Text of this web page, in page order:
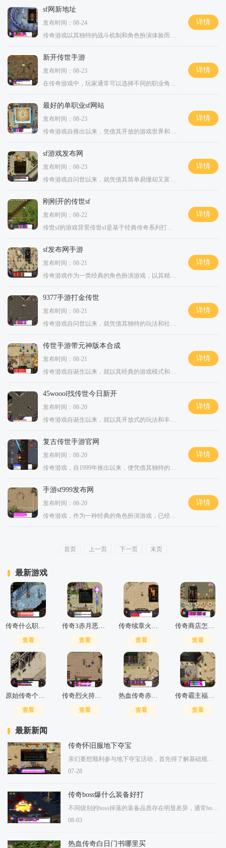
sf网新地址
发布时间：08-24
传奇游戏以其独特的战斗机制和角色扮演体验而闻名。游戏中的玩家可以选择不同的职业，如战士、法师和道士，每个职业都有其独特的技能和玩法。在这个充满竞争的世界中，玩家不仅需要不断提升自身的实力，还要与其他玩家展开激烈的对抗。上线变土豪，超多福利免
详情
新开传世手游
发布时间：08-23
在传奇游戏中，玩家通常可以选择不同的职业角色，例如战士、法师和道士。每个职业都有其独特的技能和属性，使得游戏的玩法丰富多样。以战士为例，战士不仅拥有高血量和强大的物理攻击力，还可以通过刀刀毒技能，瞬间对敌人造成持续伤害。这种机制让战士在战斗
详情
最好的单职业sf网站
发布时间：08-23
传奇游戏自推出以来，凭借其开放的游戏世界和多样化的角色发展体系，赢得了玩家的热爱。在这个虚拟的世界中，玩家可以选择不同的职业，体验战斗、探索和交易的乐趣。无论是剑士、法师还是道士，各具特色的职业让玩家在角色扮演中拥有了更多的选择和可能性。角
详情
sf游戏发布网
发布时间：08-23
传奇游戏自问世以来，就凭借其简单易懂却又富有深度的玩法赢得了无数玩家的青睐。游戏中，玩家通常可以选择不同的职业，例如战士、法师和道士，每个职业都有自己独特的技能和玩法风格。这种多样性使得玩家可以根据自己的喜好和游戏风格来选择职业，从而享受到
详情
刚刚开的传世sf
发布时间：08-22
传世sf的游戏背景传世sf是基于经典传奇系列打造的全新版本，延续了原作的经典元素，同时融入了许多新颖的设计理念。游戏背景设定在一个充满魔法与冒险的奇幻大陆，玩家将化身为各具特色的角色，展开一段跌宕起伏的冒险旅程。无论你是初次接触传奇系列的新
详情
sf发布网手游
发布时间：08-21
传奇游戏作为一类经典的角色扮演游戏，以其精彩的剧情、丰富的职业选择和激烈的战斗系统著称。SF发布网手游在保留这些传统元素的进一步扩展了游戏的内容和玩法，让每位玩家都能体验到真正的传奇魅力。角色扮演的多样性在SF发布网手游中，玩家可以选择多种
详情
9377手游打金传世
发布时间：08-21
传奇游戏自问世以来，就凭借其独特的玩法和社交元素吸引了无数玩家。9377手游打金传世在继承传统传奇游戏的基础上，注重玩家之间的互动与合作。游戏中的每个角色都拥有独特的职业和技能，玩家可以选择战士、法师、道士等经典职业，各职业之间的技能搭配和
详情
传世手游带元神版本合成
发布时间：08-21
传奇游戏自诞生以来，就以其经典的游戏模式和丰富的社交系统吸引了无数玩家。玩家在游戏中可以选择不同的职业，如战士、法师和道士等，每个职业都有独特的技能和特点。游戏的核心在于角色的培养和装备的获取，玩家需要通过不断的打怪升级，提升自己的角色实力
详情
45woool找传世今日新开
发布时间：08-20
传奇游戏自诞生以来，就以其开放式的玩法和丰富的社交系统，成为了无数玩家心中不可替代的经典。在这个游戏中，您可以选择不同的职业，如战士、法师、道士等，每个职业都有其独特的技能和特点。战士以高防御和强攻击著称，法师则以强大的魔法攻击和范围控制见
详情
复古传世手游官网
发布时间：08-20
传奇游戏，自1999年推出以来，便凭借其独特的玩法和丰富的社交体验，迅速成为了无数玩家心目中的经典。游戏中玩家可以选择不同的职业，如战士、法师和道士，每个职业都有其独特的技能和战斗风格，形成了千变万化的战斗策略。在复古传世中，这一切都得到了
详情
手游sf999发布网
发布时间：08-20
传奇游戏，作为一种经典的角色扮演游戏，已经在玩家心中占据了不可动摇的地位。游戏通常以打怪、升级、刷装备为核心玩法，玩家在这个虚拟的世界中，可以通过不断的战斗来提升自己的等级，获取更强大的装备和武器。传奇游戏的魅力不仅在于其简单易懂的玩法，更
详情
首页 上一页 下一页 末页
最新游戏
传奇什么职业打架厉害好打
查看
传奇3赤月恶魔地图走法攻略
查看
传奇续章火灵攻击怎么样
查看
传奇商店怎么玩
查看
原始传奇个人副本怎么进
查看
传奇烈火持续时间多久啊
查看
热血传奇赤月哪里刷幻影蜘蛛
查看
传奇霸主福利boss分布在哪
查看
最新新闻
传奇怀旧服地下夺宝
07-28
传奇boss爆什么装备好打
08-03
热血传奇白日门书哪里买